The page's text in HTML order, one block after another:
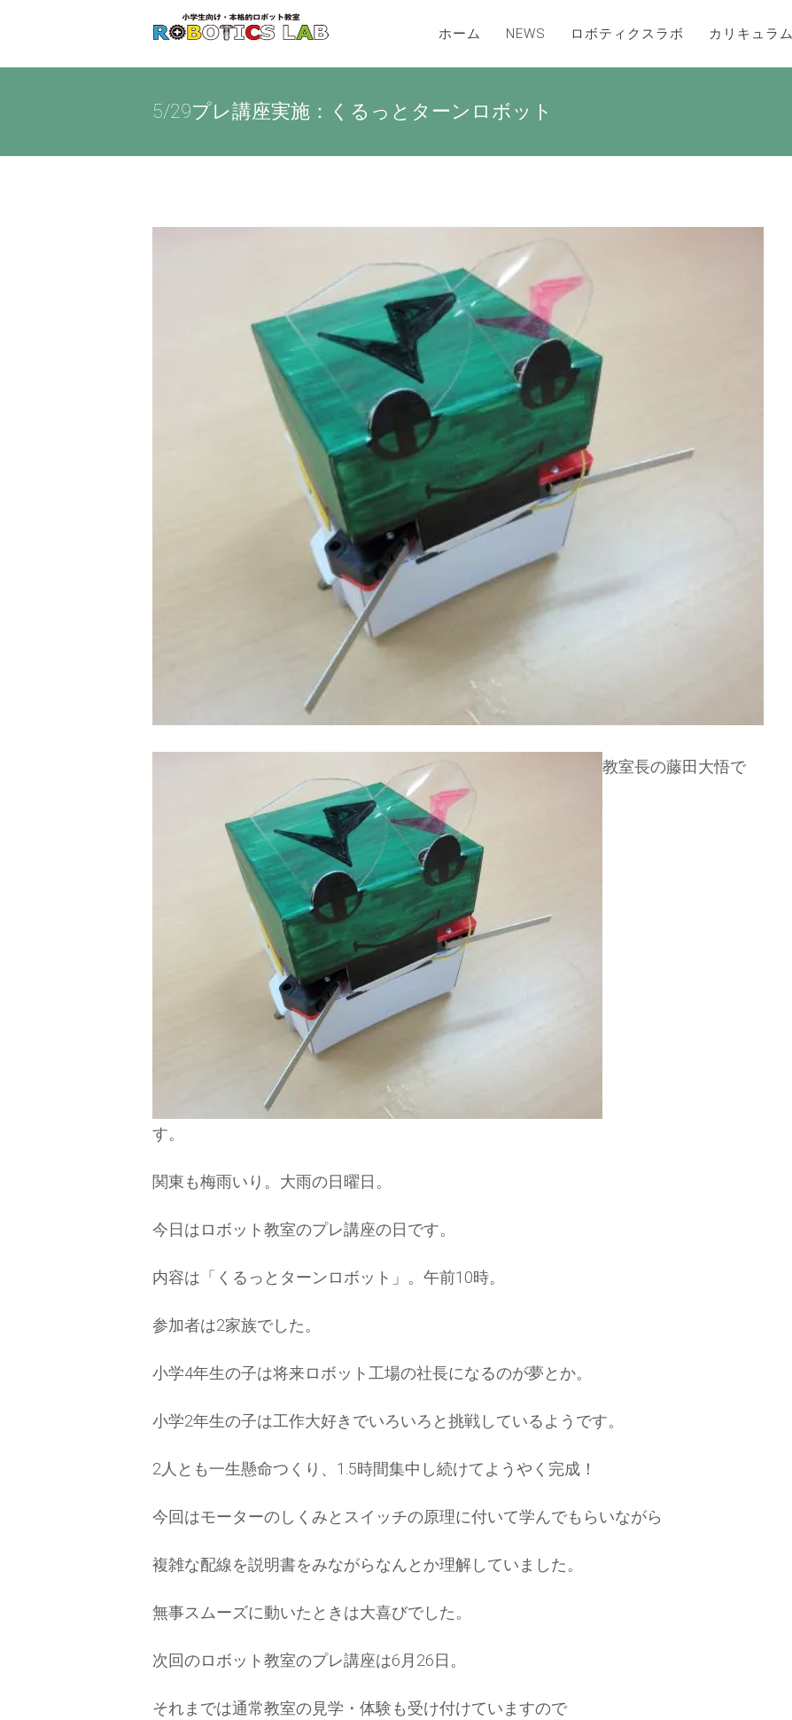
ホーム NEWS ロボティクスラボ カリキュラム
5/29プレ講座実施：くるっとターンロボット
教室長の藤田大悟で
す。
関東も梅雨いり。大雨の日曜日。
今日はロボット教室のプレ講座の日です。
内容は「くるっとターンロボット」。午前10時。
参加者は2家族でした。
小学4年生の子は将来ロボット工場の社長になるのが夢とか。
小学2年生の子は工作大好きでいろいろと挑戦しているようです。
2人とも一生懸命つくり、1.5時間集中し続けてようやく完成！
今回はモーターのしくみとスイッチの原理に付いて学んでもらいながら
複雑な配線を説明書をみながらなんとか理解していました。
無事スムーズに動いたときは大喜びでした。
次回のロボット教室のプレ講座は6月26日。
それまでは通常教室の見学・体験も受け付けていますので